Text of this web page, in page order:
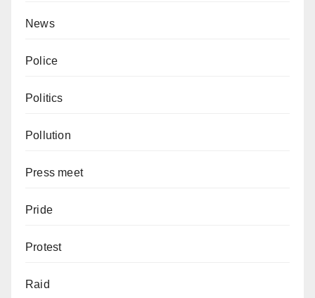
News
Police
Politics
Pollution
Press meet
Pride
Protest
Raid